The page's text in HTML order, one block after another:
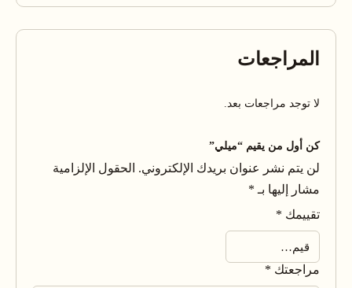
المراجعات
لا توجد مراجعات بعد.
كن أول من يقيم “ميلي”
لن يتم نشر عنوان بريدك الإلكتروني. الحقول الإلزامية
مشار إليها بـ *
تقييمك *
مراجعتك *